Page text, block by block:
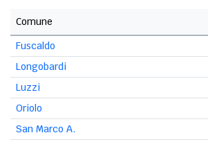
Comune
Fuscaldo
Longobardi
Luzzi
Oriolo
San Marco A.